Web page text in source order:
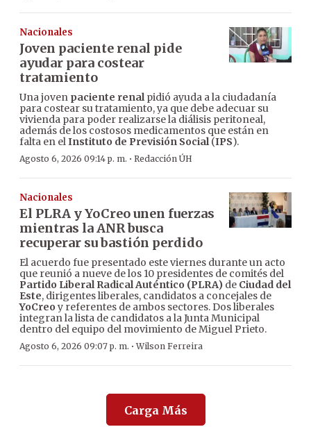
Nacionales
Joven paciente renal pide
ayudar para costear
tratamiento
Una joven paciente renalpidió ayuda a la ciudadanía
para costear su tratamiento, ya que debe adecuar su
vivienda para poder realizarse la diálisis peritoneal,
además de los costosos medicamentos que están en
falta en elInstituto de Previsión Social(IPS).
Agosto 6, 2026 09:14 p. m. · Redacción ÚH
Nacionales
El PLRA y YoCreo unen fuerzas
mientras la ANR busca
recuperar su bastión perdido
El acuerdo fue presentado este viernes durante un acto
que reunió a nueve de los 10 presidentes de comités del
Partido Liberal Radical Auténtico (PLRA) de Ciudad del
Este, dirigentes liberales, candidatos a concejales de
YoCreo y referentes de ambos sectores. Dos liberales
integran la lista de candidatos a la Junta Municipal
dentro del equipo del movimiento de Miguel Prieto.
Agosto 6, 2026 09:07 p. m. ·Wilson Ferreira
Carga Más